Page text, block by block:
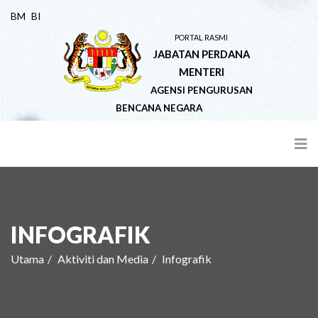
BM BI
PORTAL RASMI
JABATAN PERDANA
MENTERI
AGENSI PENGURUSAN
BENCANA NEGARA
INFOGRAFIK
Utama Aktiviti dan Media Infografik